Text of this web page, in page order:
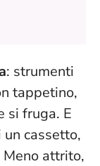
: strumenti
tappetino,
si fruga. E
un cassetto,
Meno attrito,